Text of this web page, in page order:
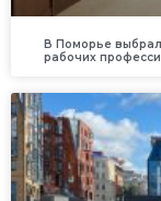
В Поморье
рабочих